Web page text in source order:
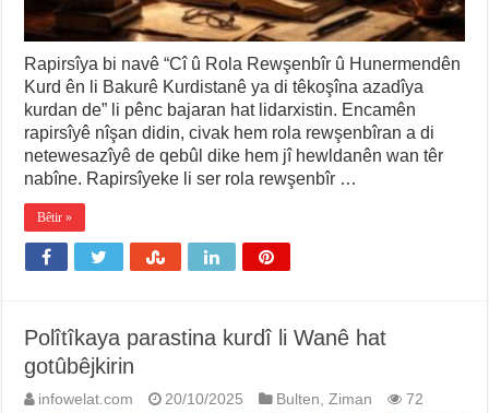
Rapirsîya bi navê “Cî û Rola Rewşenbîr û Hunermendên
Kurd ên li Bakurê Kurdistanê ya di têkoşîna azadîya
kurdan de” li pênc bajaran hat lidarxistin. Encamên
rapirsîyê nîşan didin, civak hem rola rewşenbîran a di
netewesazîyê de qebûl dike hem jî hewldanên wan têr
nabîne. Rapirsîyeke li ser rola rewşenbîr …
Bêtir »
Polîtîkaya parastina kurdî li Wanê hat
gotûbêjkirin
infowelat.com 20/10/2025 Bulten ,Ziman 72